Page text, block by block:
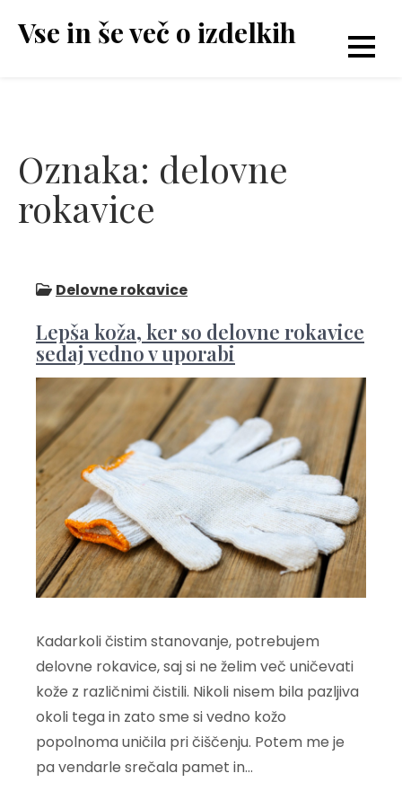
Vse in še več o izdelkih
Oznaka: delovne
rokavice
Delovne rokavice
Lepša koža, ker so delovne rokavice
sedaj vedno v uporabi
Kadarkoli čistim stanovanje, potrebujem
delovne rokavice, saj si ne želim več uničevati
kože z različnimi čistili. Nikoli nisem bila pazljiva
okoli tega in zato sme si vedno kožo
popolnoma uničila pri čiščenju. Potem me je
pa vendarle srečala pamet in…